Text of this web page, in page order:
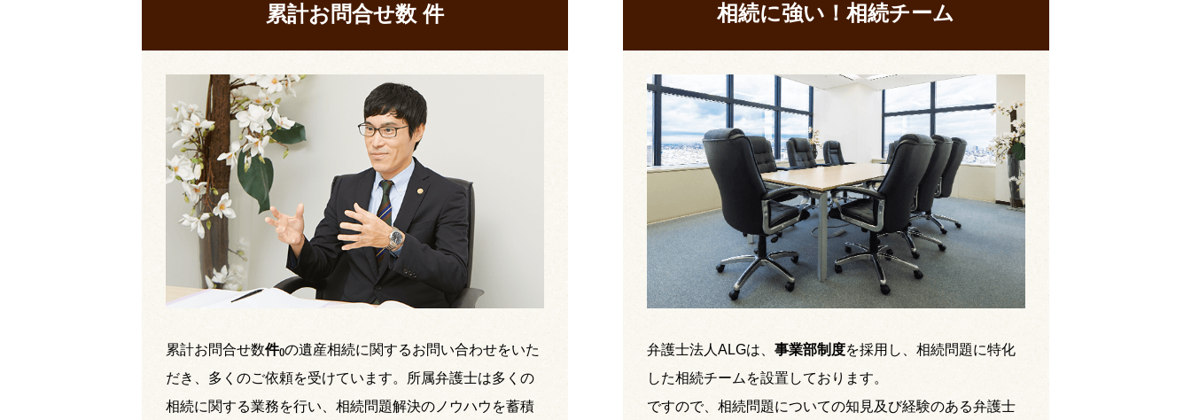
累計お問合せ数件
累計お問合せ数件()の遺産相続に関するお問い合わせをいた
だき、多くのご依頼を受けています。所属弁護士は多くの
相続に関する業務を行い、相続問題解決のノウハウを蓄積
相続に強い！相続チーム
弁護士法人ALGは、 事業部制度を採用し、相続問題に特化
した相続チームを設置しております。
ですので、相続問題についての知見及び経験のある弁護士